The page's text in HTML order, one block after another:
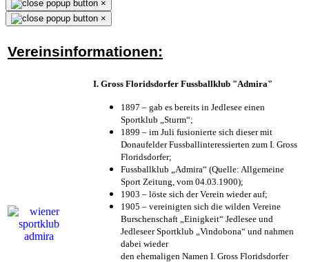
×
×
Vereinsinformationen:
I. Gross Floridsdorfer Fussballklub "Admira"
1897 – gab es bereits in Jedlesee einen
Sportklub „Sturm“;
1899 – im Juli fusionierte sich dieser mit
Donaufelder Fussballinteressierten zum I. Gross
Floridsdorfer;
Fussballklub „Admira“ (Quelle: Allgemeine
Sport Zeitung, vom 04.03.1900);
1903 – löste sich der Verein wieder auf;
1905 – vereinigten sich die wilden Vereine
Burschenschaft „Einigkeit“ Jedlesee und
Jedleseer Sportklub „Vindobona“ und nahmen
dabei wieder
den ehemaligen Namen I. Gross Floridsdorfer